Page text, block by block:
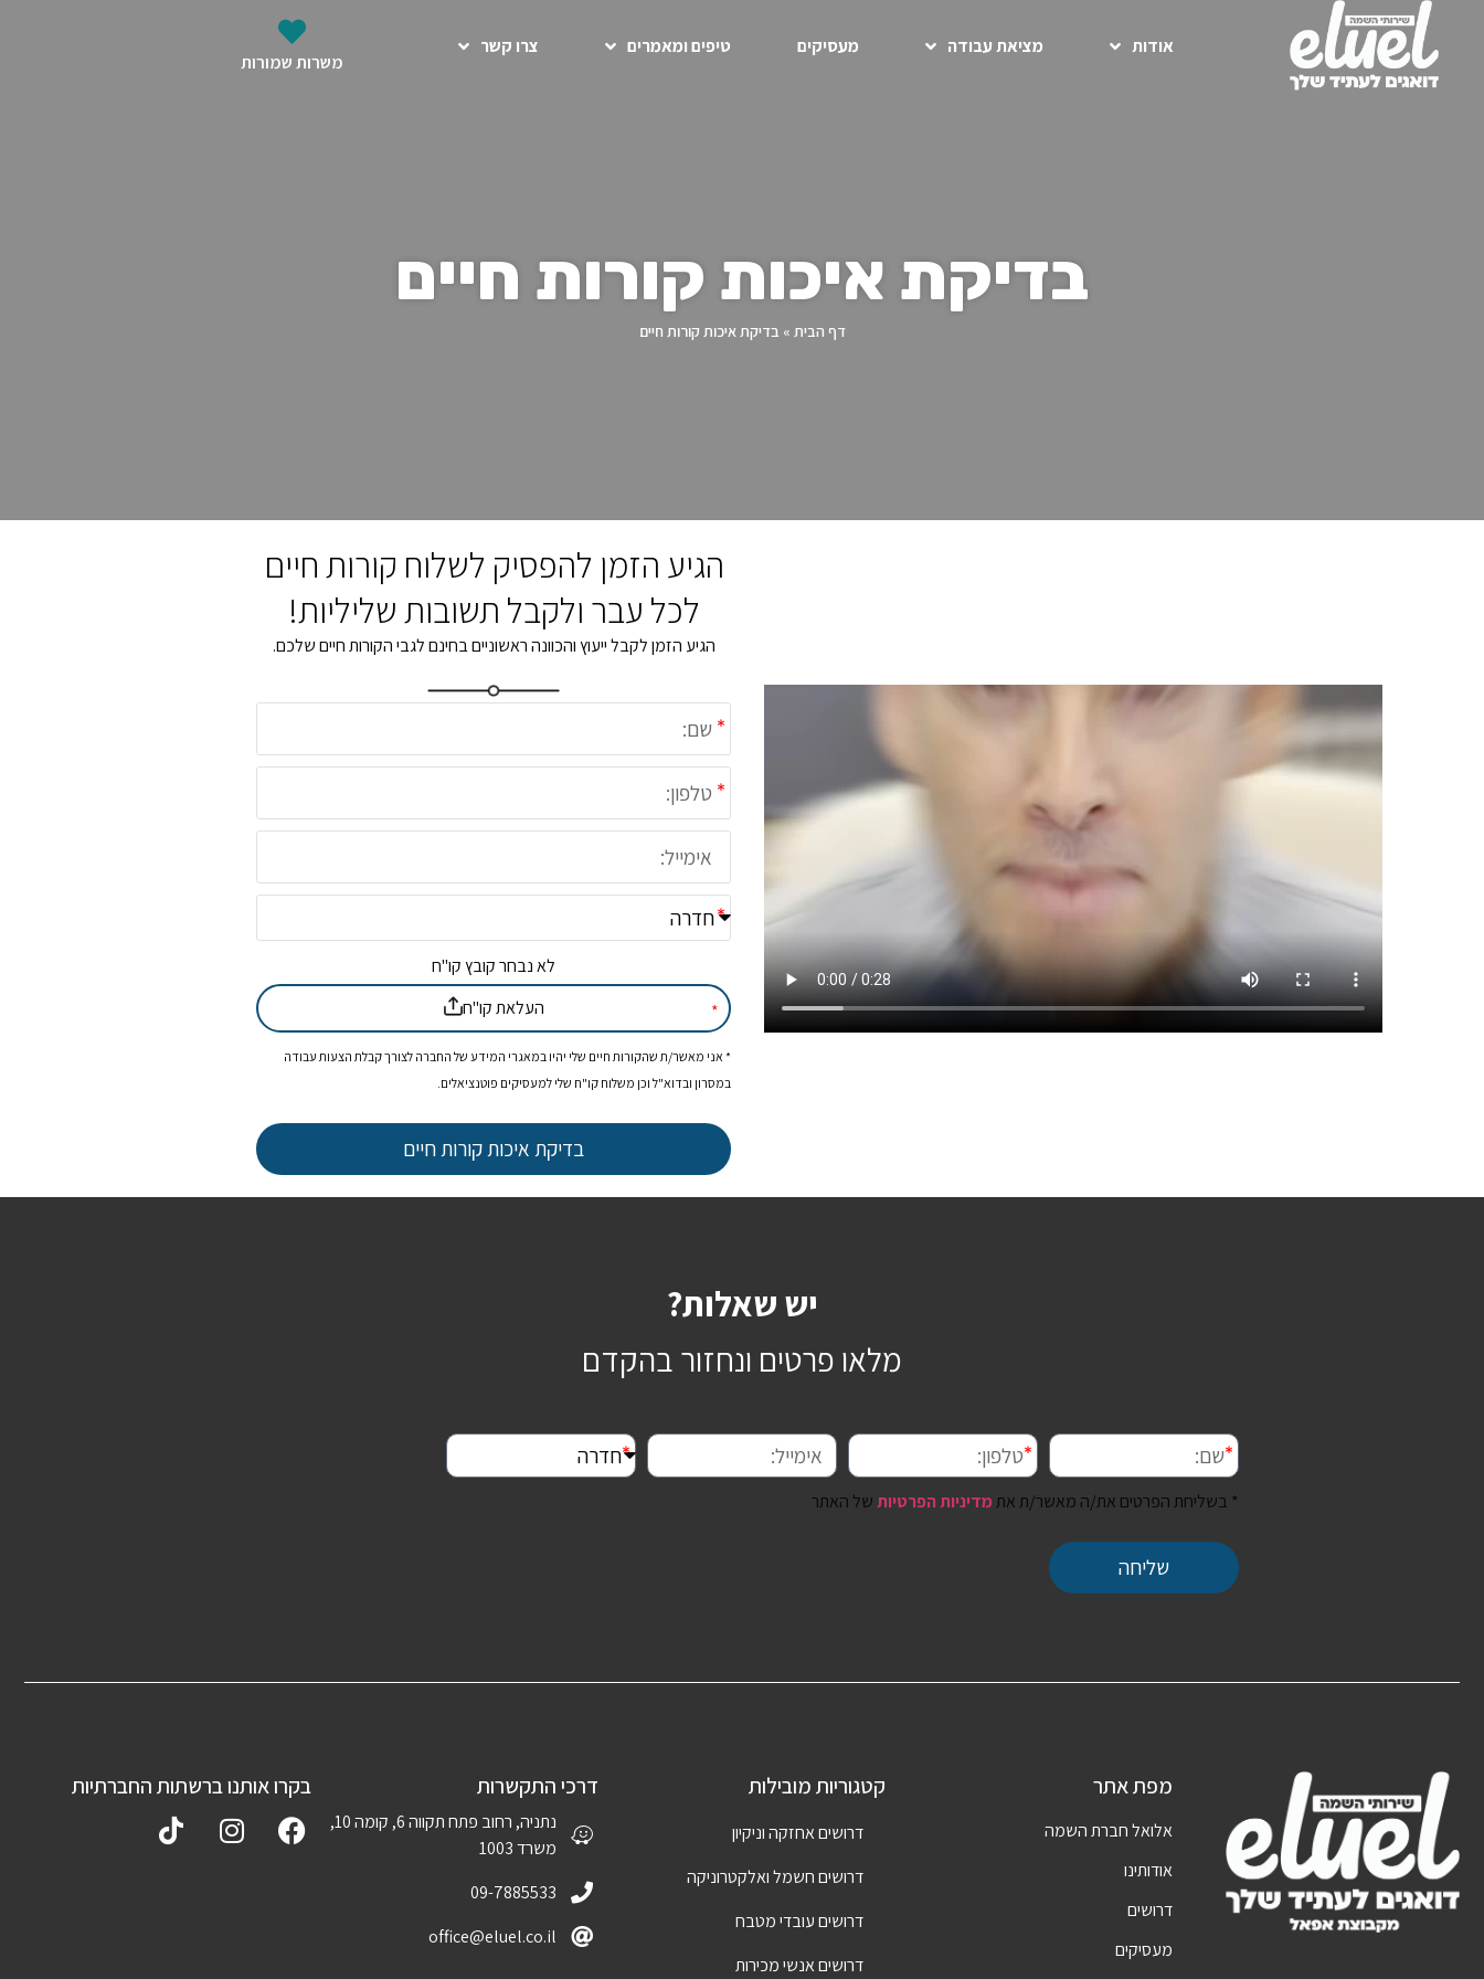
אודות מציאת עבודה מעסיקים טיפים ומאמרים צרו קשר
משרות שמורות
בדיקת איכות קורות חיים
דף הבית » בדיקת איכות קורות חיים
הגיע הזמן להפסיק לשלוח קורות חיים
לכל עבר ולקבל תשובות שליליות!
הגיע הזמן לקבל ייעוץ והכוונה ראשוניים בחינם לגבי הקורות חיים שלכם.
לא נבחר קובץ קו"ח
העלאת קו"ח
* אני מאשר/ת שהקורות חיים שלי יהיו במאגרי המידע של החברה לצורך קבלת הצעות עבודה
במסרון ובדוא"ל וכן משלוח קו"ח שלי למעסיקים פוטנציאלים.
בדיקת איכות קורות חיים
יש שאלות?
מלאו פרטים ונחזור בהקדם
* בשליחת הפרטים את/ה מאשר/ת אתמדיניות הפרטיותשל האתר
שליחה
מפת אתר
אלואל חברת השמה
אודותינו
דרושים
מעסיקים
קטגוריות מובילות
דרושים אחזקה וניקיון
דרושים חשמל ואלקטרוניקה
דרושים עובדי מטבח
דרושים אנשי מכירות
דרכי התקשרות
נתניה, רחוב פתח תקווה 6, קומה 10,
משרד 1003
09-7885533
office@eluel.co.il
בקרו אותנו ברשתות החברתיות